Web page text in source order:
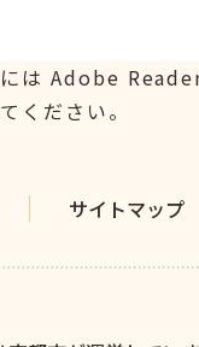
は Adobe
ください。
サイトマップ